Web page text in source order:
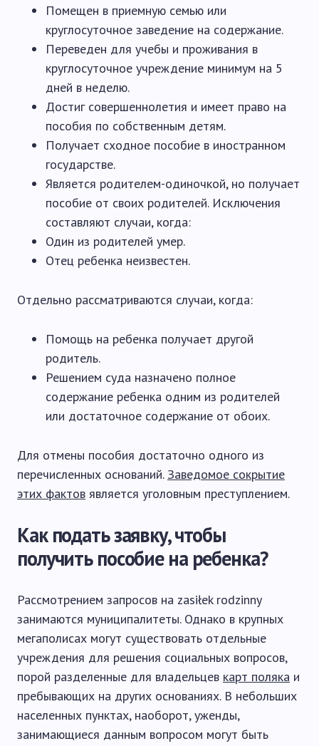
Помещен в приемную семью или
круглосуточное заведение на содержание.
Переведен для учебы и проживания в
круглосуточное учреждение минимум на 5
дней в неделю.
Достиг совершеннолетия и имеет право на
пособия по собственным детям.
Получает сходное пособие в иностранном
государстве.
Является родителем-одиночкой, но получает
пособие от своих родителей. Исключения
составляют случаи, когда:
Один из родителей умер.
Отец ребенка неизвестен.
Отдельно рассматриваются случаи, когда:
Помощь на ребенка получает другой
родитель.
Решением суда назначено полное
содержание ребенка одним из родителей
или достаточное содержание от обоих.
Для отмены пособия достаточно одного из
перечисленных оснований. Заведомое сокрытие
этих фактов является уголовным преступлением.
Как подать заявку, чтобы
получить пособие на ребенка?
Рассмотрением запросов на zasiłek rodzinny
занимаются муниципалитеты. Однако в крупных
мегаполисах могут существовать отдельные
учреждения для решения социальных вопросов,
порой разделенные для владельцев карт поляка и
пребывающих на других основаниях. В небольших
населенных пунктах, наоборот, уженды,
занимающиеся данным вопросом могут быть